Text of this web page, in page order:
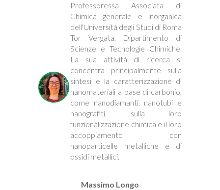
Professoressa Associata di
Chimica generale e inorganica
dell'Università degli Studi di Roma
Tor Vergata, Dipartimento di
Scienze e Tecnologie Chimiche.
La sua attività di ricerca si
concentra principalmente sulla
sintesi e la caratterizzazione di
nanomateriali a base di carbonio,
come nanodiamanti, nanotubi e
nanografiti, sulla loro
funzionalizzazione chimica e il loro
accoppiamento con
nanoparticelle metalliche e di
ossidi metallici.
Massimo Longo